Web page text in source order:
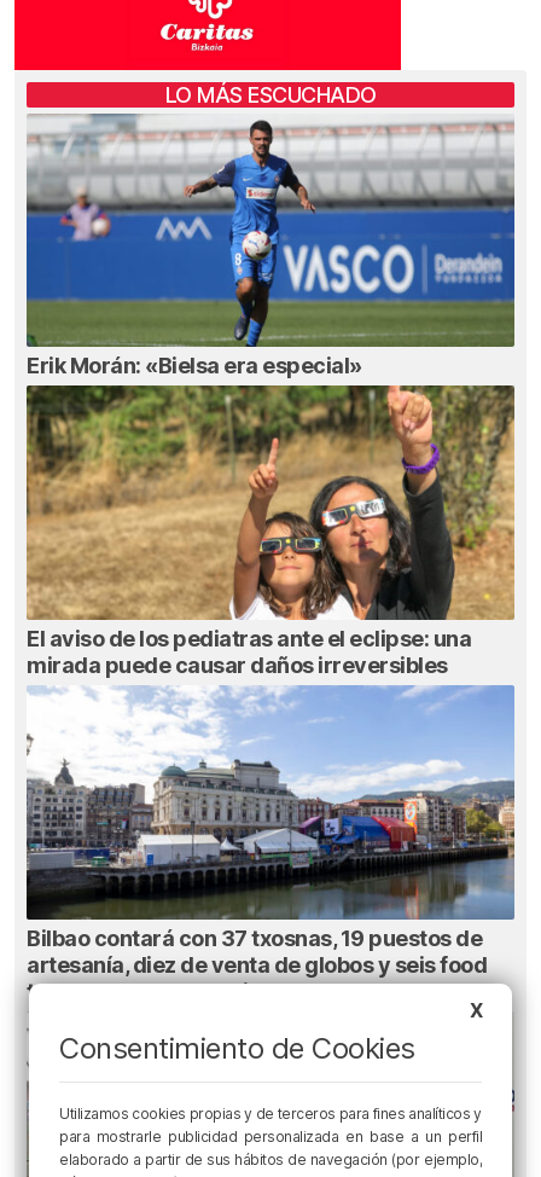
LO MÁS ESCUCHADO
Erik Morán: «Bielsa era especial»
El aviso de los pediatras ante el eclipse: una
mirada puede causar daños irreversibles
Bilbao contará con 37 txosnas, 19 puestos de
artesanía, diez de venta de globos y seis food
trucks en Aste Nagusia
X
Consentimiento de Cookies
Utilizamos cookies propias y de terceros para fines analíticos y
para mostrarle publicidad personalizada en base a un perfil
elaborado a partir de sus hábitos de navegación (por ejemplo,